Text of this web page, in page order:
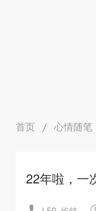
首页 / 心情随笔
22年啦，一